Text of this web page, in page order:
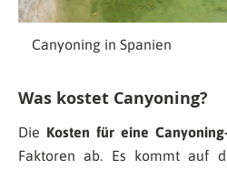
Canyoning in Spanien
Was kostet Canyoning?
Die Kosten für eine
Faktoren ab. Es kommt auf